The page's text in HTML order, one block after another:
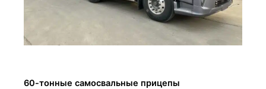
60-тонные самосвальные прицепы